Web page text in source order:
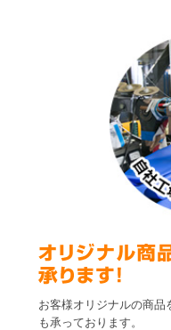
お客様オリジナルの商品
も承っております。